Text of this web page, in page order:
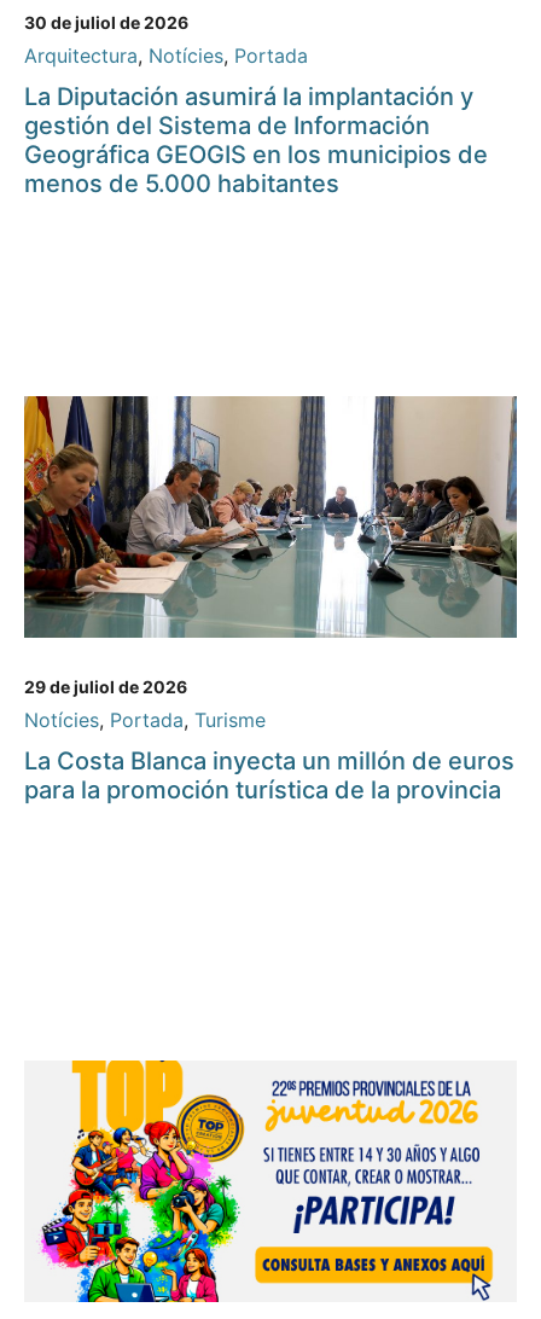
30 de juliol de 2026
Arquitectura, Notícies, Portada
La Diputación asumirá la implantación y
gestión del Sistema de Información
Geográfica GEOGIS en los municipios de
menos de 5.000 habitantes
29 de juliol de 2026
Notícies, Portada, Turisme
La Costa Blanca inyecta un millón de euros
para la promoción turística de la provincia